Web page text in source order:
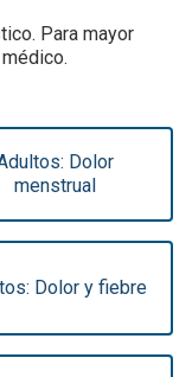
Para mayor
Dolor
menstrual
Dolor y fiebre